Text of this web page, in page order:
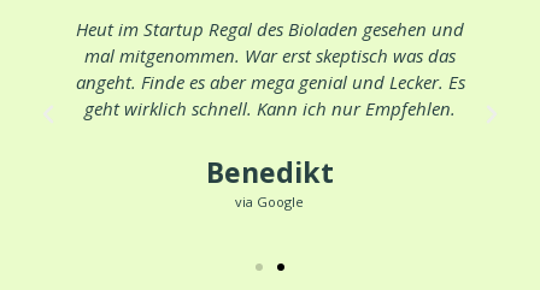
Heut im Startup Regal des Bioladen gesehen und
mal mitgenommen. War erst skeptisch was das
angeht. Finde es aber mega genial und Lecker. Es
geht wirklich schnell. Kann ich nur Empfehlen.
Benedikt
via Google